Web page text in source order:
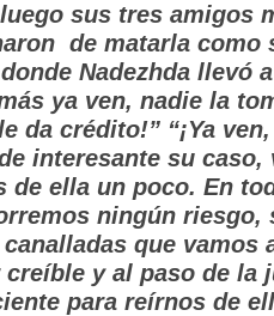
sus tres amigos
de matarla como
Nadezhda llevó
ya ven, nadie la
da crédito!” “¡Ya
interesante su caso,
de ella un poco. En
ningún riesgo,
que vamos
y al paso de la
para reírnos de